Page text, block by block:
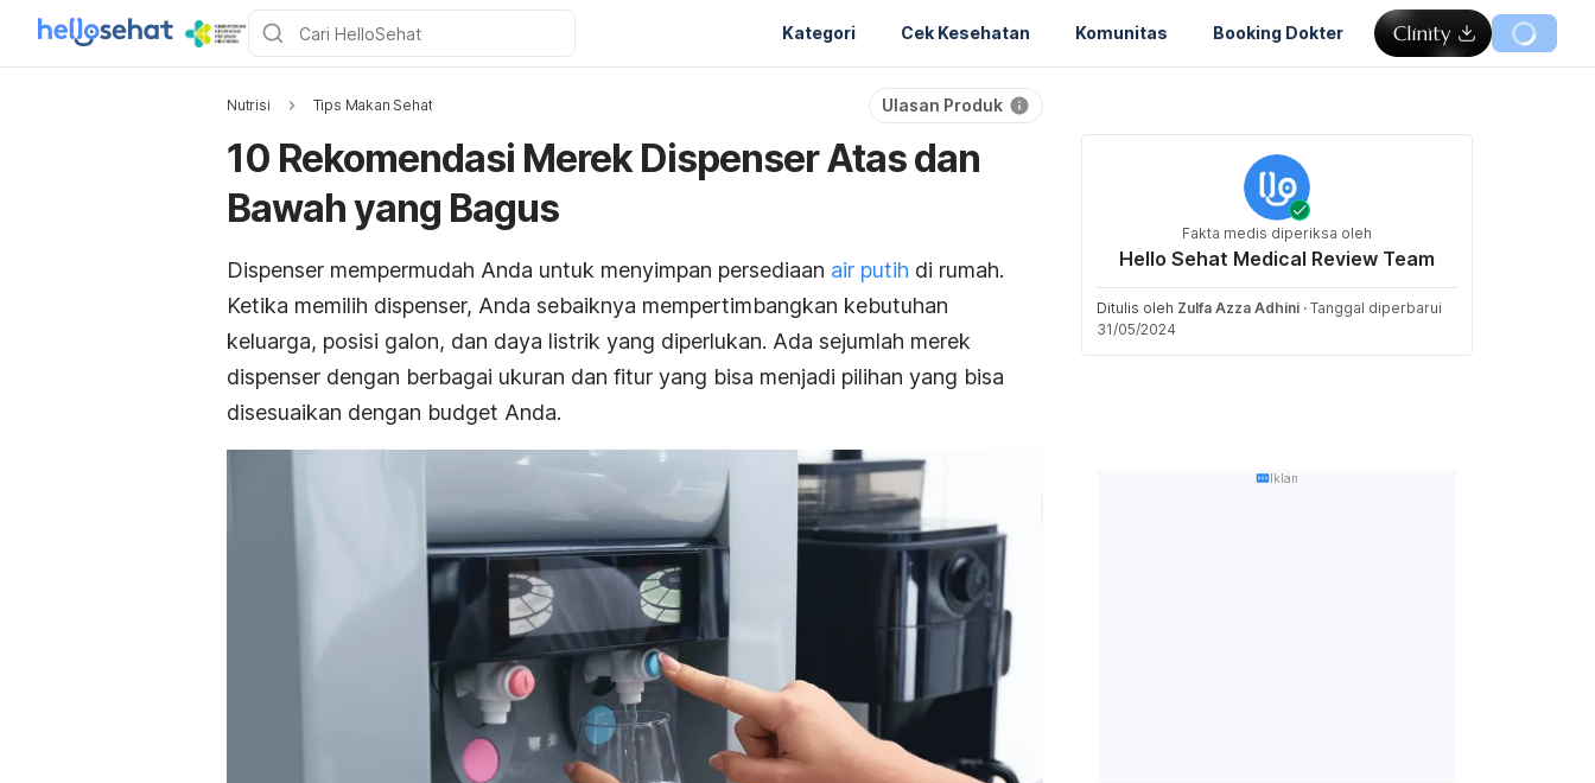
Kategori Cek Kesehatan Komunitas Booking Dokter
Nutrisi Tips Makan Sehat Ulasan Produk
10 Rekomendasi Merek Dispenser Atas dan
Bawah yang Bagus
Dispenser mempermudah Anda untuk menyimpan persediaan air putih di rumah.
Ketika memilih dispenser, Anda sebaiknya mempertimbangkan kebutuhan
keluarga, posisi galon, dan daya listrik yang diperlukan. Ada sejumlah merek
dispenser dengan berbagai ukuran dan fitur yang bisa menjadi pilihan yang bisa
disesuaikan dengan budget Anda.
Fakta medis diperiksa oleh
Hello Sehat Medical Review Team
Ditulis oleh Zulfa Azza Adhini · Tanggal diperbarui
31/05/2024
Iklan